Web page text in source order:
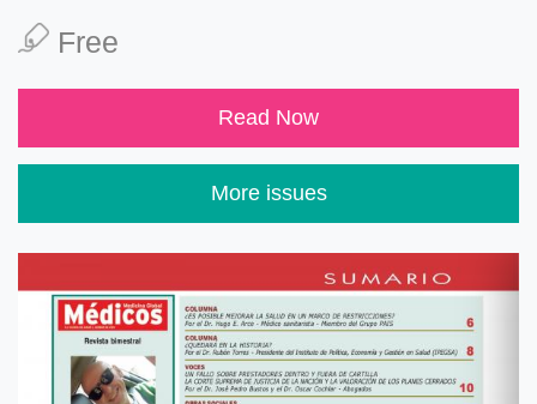
Free
Read Now
More issues